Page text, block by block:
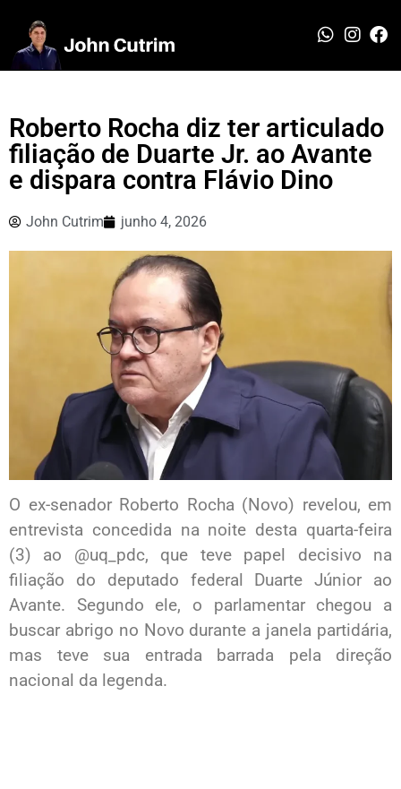
Roberto Rocha diz ter articulado
filiação de Duarte Jr. ao Avante
e dispara contra Flávio Dino
John Cutrim junho 4, 2026
O ex-senador Roberto Rocha (Novo) revelou, em
entrevista concedida na noite desta quarta-feira
(3) ao @uq_pdc, que teve papel decisivo na
filiação do deputado federal Duarte Júnior ao
Avante. Segundo ele, o parlamentar chegou a
buscar abrigo no Novo durante a janela partidária,
mas teve sua entrada barrada pela direção
nacional da legenda.